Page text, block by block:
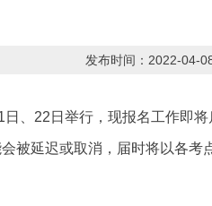
发布时间： 2022-04-
22日举行，现报名工作即
被延迟或取消，届时将以各考